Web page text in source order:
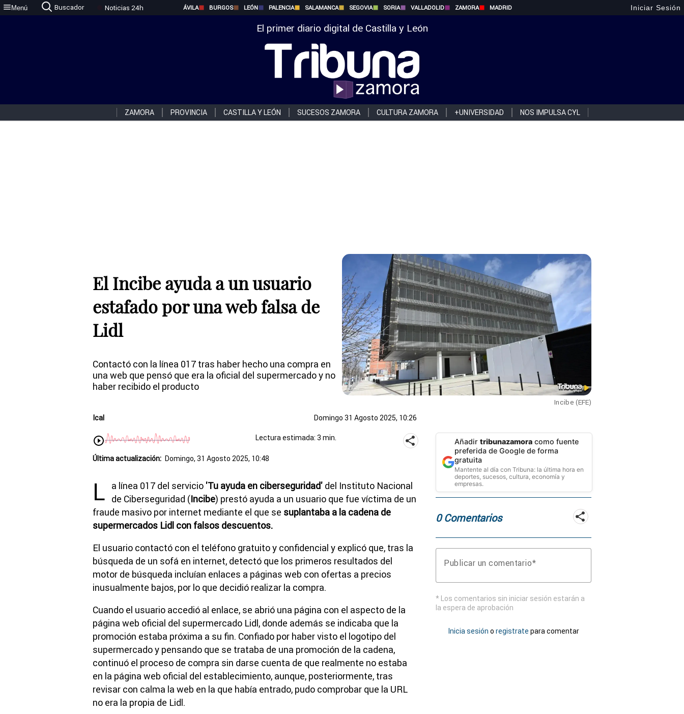
Menú Buscador Noticias 24h ÁVILA BURGOS LEÓN PALENCIA SALAMANCA SEGOVIA SORIA VALLADOLID ZAMORA MADRID Iniciar Sesión
El primer diario digital de Castilla y León
ZAMORA PROVINCIA CASTILLA Y LEÓN SUCESOS ZAMORA CULTURA ZAMORA +UNIVERSIDAD NOS IMPULSA CYL
El Incibe ayuda a un usuario
estafado por una web falsa de
Lidl
Contactó con la línea 017 tras haber hecho una compra en
una web que pensó que era la oficial del supermercado y no
haber recibido el producto
Incibe (EFE)
Ical Domingo 31 Agosto 2025, 10:26
Lectura estimada: 3 min.
Última actualización: Domingo, 31 Agosto 2025, 10:48
L a línea 017 del servicio 'Tu ayuda en ciberseguridad' del Instituto Nacional
de Ciberseguridad (Incibe) prestó ayuda a un usuario que fue víctima de un
fraude masivo por internet mediante el que se suplantaba a la cadena de
supermercados Lidl con falsos descuentos.
El usuario contactó con el teléfono gratuito y confidencial y explicó que, tras la
búsqueda de un sofá en internet, detectó que los primeros resultados del
motor de búsqueda incluían enlaces a páginas web con ofertas a precios
inusualmente bajos, por lo que decidió realizar la compra.
Cuando el usuario accedió al enlace, se abrió una página con el aspecto de la
página web oficial del supermercado Lidl, donde además se indicaba que la
promoción estaba próxima a su fin. Confiado por haber visto el logotipo del
supermercado y pensando que se trataba de una promoción de la cadena,
continuó el proceso de compra sin darse cuenta de que realmente no estaba
en la página web oficial del establecimiento, aunque, posteriormente, tras
revisar con calma la web en la que había entrado, pudo comprobar que la URL
no era la propia de Lidl.
Añadir tribunazamora como fuente
preferida de Google de forma
gratuita
Mantente al día con Tribuna: la última hora en
deportes, sucesos, cultura, economía y
empresas.
0 Comentarios
Publicar un comentario
* Los comentarios sin iniciar sesión estarán a
la espera de aprobación
Inicia sesión o registrate para comentar